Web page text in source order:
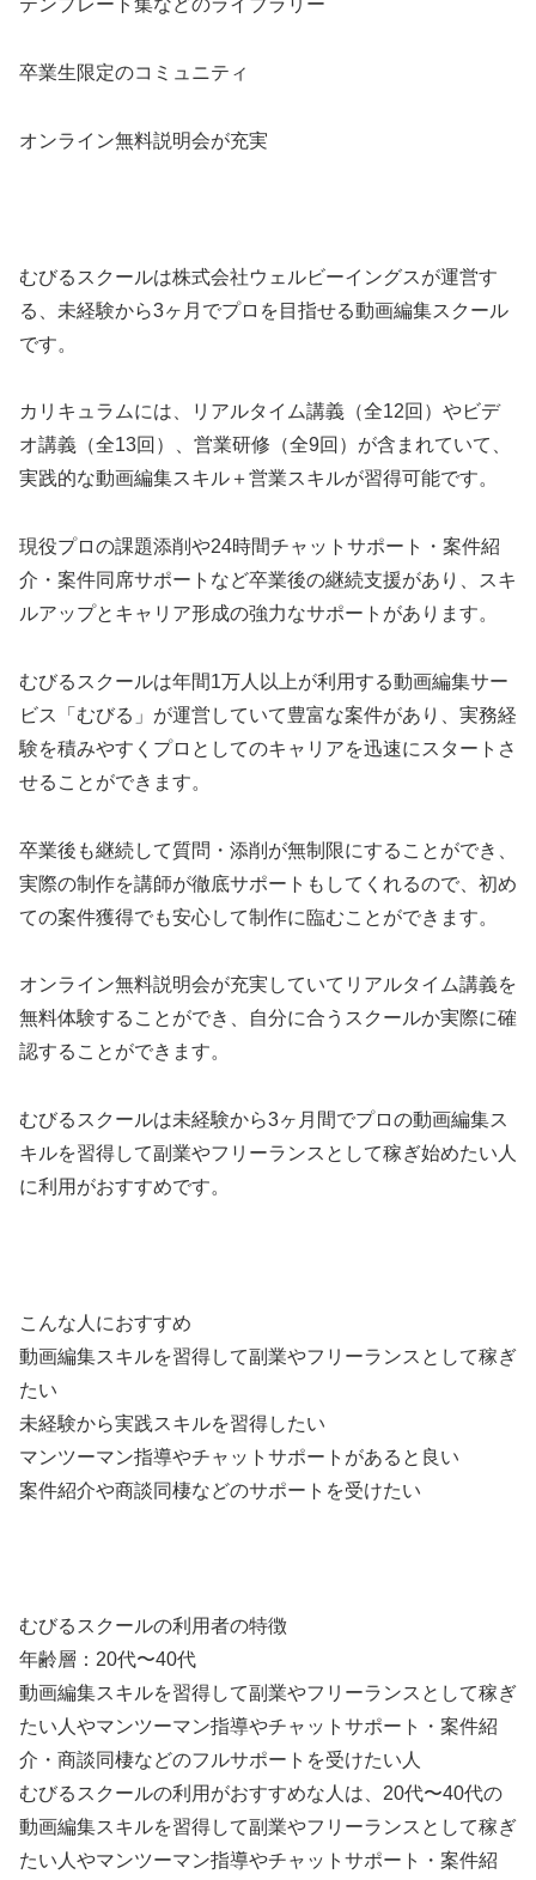
テンプレート集などのライブラリー
卒業生限定のコミュニティ
オンライン無料説明会が充実
むびるスクールは株式会社ウェルビーイングスが運営す
る、未経験から3ヶ月でプロを目指せる動画編集スクール
です。
カリキュラムには、リアルタイム講義（全12回）やビデ
オ講義（全13回）、営業研修（全9回）が含まれていて、
実践的な動画編集スキル＋営業スキルが習得可能です。
現役プロの課題添削や24時間チャットサポート・案件紹
介・案件同席サポートなど卒業後の継続支援があり、スキ
ルアップとキャリア形成の強力なサポートがあります。
むびるスクールは年間1万人以上が利用する動画編集サー
ビス「むびる」が運営していて豊富な案件があり、実務経
験を積みやすくプロとしてのキャリアを迅速にスタートさ
せることができます。
卒業後も継続して質問・添削が無制限にすることができ、
実際の制作を講師が徹底サポートもしてくれるので、初め
ての案件獲得でも安心して制作に臨むことができます。
オンライン無料説明会が充実していてリアルタイム講義を
無料体験することができ、自分に合うスクールか実際に確
認することができます。
むびるスクールは未経験から3ヶ月間でプロの動画編集ス
キルを習得して副業やフリーランスとして稼ぎ始めたい人
に利用がおすすめです。
こんな人におすすめ
動画編集スキルを習得して副業やフリーランスとして稼ぎ
たい
未経験から実践スキルを習得したい
マンツーマン指導やチャットサポートがあると良い
案件紹介や商談同棲などのサポートを受けたい
むびるスクールの利用者の特徴
年齢層：20代〜40代
動画編集スキルを習得して副業やフリーランスとして稼ぎ
たい人やマンツーマン指導やチャットサポート・案件紹
介・商談同棲などのフルサポートを受けたい人
むびるスクールの利用がおすすめな人は、20代〜40代の
動画編集スキルを習得して副業やフリーランスとして稼ぎ
たい人やマンツーマン指導やチャットサポート・案件紹